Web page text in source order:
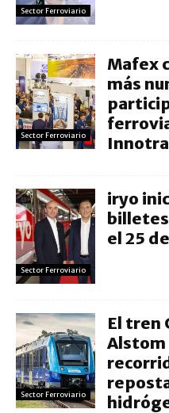
Sector Ferroviario
Sector Ferroviario
Mafex
más
Sector Ferroviario
iryo
el 25
Sector Ferroviario
El tren
Alstom